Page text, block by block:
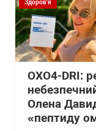
Здоров'я
OXO4-DRI:
Олена
«пептиду